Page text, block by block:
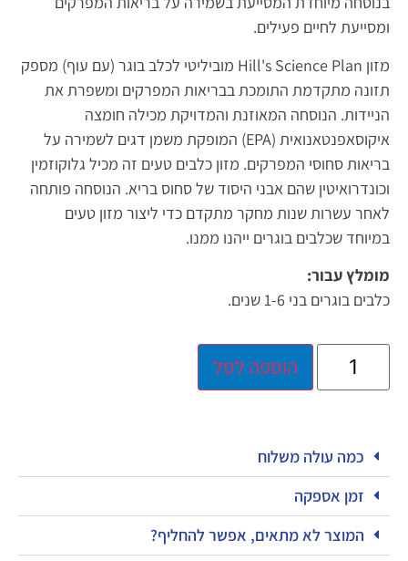
ומסייעת לחיים פעילים.
מזון Hill's Science Plan מוביליטי לכלב בוגר (עם עוף) מספק
תזונה מתקדמת התומכת בבריאות המפרקים ומשפרת את
הניידות. הנוסחה המאוזנת והמדויקת מכילה חומצה
איקוסאפנטאנואית (EPA) המופקת משמן דגים לשמירה על
בריאות סחוסי המפרקים. מזון כלבים טעים זה מכיל גלוקוזמין
וכונדרואיטין שהם אבני היסוד של סחוס בריא. הנוסחה פותחה
לאחר עשרות שנות מחקר מתקדם כדי ליצור מזון טעים
במיוחד שכלבים בוגרים ייהנו ממנו.
מומלץ עבור:
כלבים בוגרים בני 1-6 שנים.
הוספה לסל
כמה עולה משלוח
זמן אספקה
המוצר לא מתאים, אפשר להחליף?